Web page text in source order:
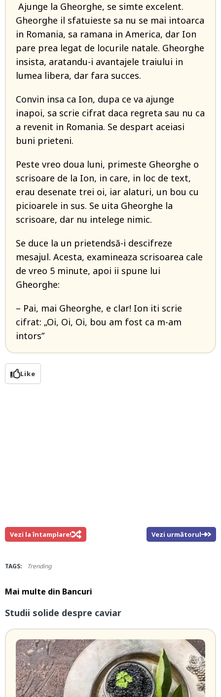
Ajunge la Gheorghe, se simte excelent.
Gheorghe il sfatuieste sa nu se mai intoarca
in Romania, sa ramana in America, dar Ion
pare prea legat de locurile natale. Gheorghe
insista, aratandu-i avantajele traiului in
lumea libera, dar fara succes.
Convin insa ca Ion, dupa ce va ajunge
inapoi, sa scrie cifrat daca regreta sau nu ca
a revenit in Romania. Se despart aceiasi
buni prieteni.
Peste vreo doua luni, primeste Gheorghe o
scrisoare de la Ion, in care, in loc de text,
erau desenate trei oi, iar alaturi, un bou cu
picioarele in sus. Se uita Gheorghe la
scrisoare, dar nu intelege nimic.
Se duce la un prietendsă-i descifreze
mesajul. Acesta, examineaza scrisoarea cale
de vreo 5 minute, apoi ii spune lui
Gheorghe:
– Pai, mai Gheorghe, e clar! Ion iti scrie
cifrat: „Oi, Oi, Oi, bou am fost ca m-am
intors”
Like
Vezi la întamplare! Vezi următorul
TAGS: Trending
Mai multe din Bancuri
Studii solide despre caviar